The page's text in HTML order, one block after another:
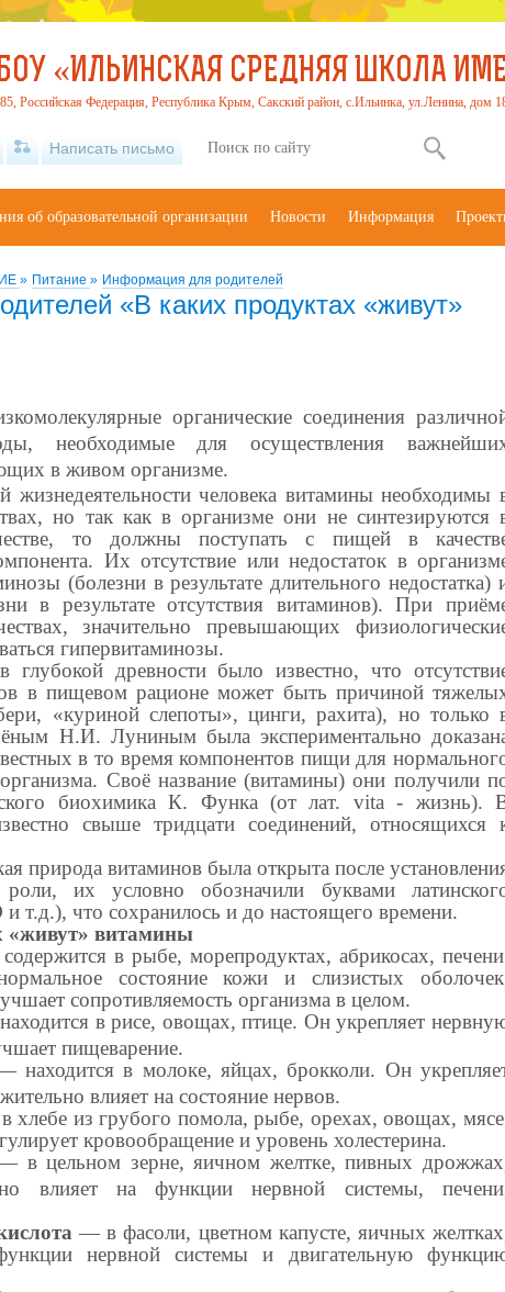
» Питание » Информация для родителей
«В каких продуктах «живут»
органические соединения
необходимые для осуществления
в живом организме.
человека витамины необходимы
но так как в организме они не синтезируются
то должны поступать с пищей в
Их отсутствие или недостаток в
(болезни в результате длительного недостатка)
в результате отсутствия витаминов). При
значительно превышающих
гипервитаминозы.
древности было известно, что
в пищевом рационе может быть причиной
«куриной слепоты», цинги, рахита), но только
Н.И. Луниным была экспериментально
в то время компонентов пищи для
Своё название (витамины) они получили
биохимика К. Функа (от лат. vita - жизнь).
свыше тридцати соединений, относящихся
природа витаминов была открыта после
их условно обозначили буквами
т.д.), что сохранилось и до настоящего времени.
«живут» витамины
в рыбе, морепродуктах, абрикосах,
состояние кожи и слизистых
сопротивляемость организма в целом.
в рисе, овощах, птице. Он укрепляет
пищеварение.
находится в молоке, яйцах, брокколи. Он
влияет на состояние нервов.
хлебе из грубого помола, рыбе, орехах, овощах,
кровообращение и уровень холестерина.
в цельном зерне, яичном желтке, пивных
влияет на функции нервной системы,
— в фасоли, цветном капусте, яичных
нервной системы и двигательную
«ИЛЬИНСКАЯ СРЕДНЯЯ ШКОЛА
Российская Федерация, Республика Крым, Сакский район, с.Ильинка, ул.Ленина, дом
Написать письмо
об образовательной организации Новости Информация